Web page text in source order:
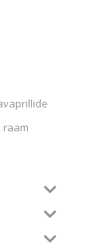
raam